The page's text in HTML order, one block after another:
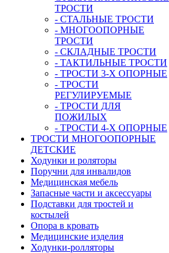
ТРОСТИ
- СТАЛЬНЫЕ ТРОСТИ
- МНОГООПОРНЫЕ
ТРОСТИ
- СКЛАДНЫЕ ТРОСТИ
- ТАКТИЛЬНЫЕ ТРОСТИ
- ТРОСТИ 3-Х ОПОРНЫЕ
- ТРОСТИ
РЕГУЛИРУЕМЫЕ
- ТРОСТИ ДЛЯ
ПОЖИЛЫХ
- ТРОСТИ 4-Х ОПОРНЫЕ
ТРОСТИ МНОГООПОРНЫЕ
ДЕТСКИЕ
Ходунки и роляторы
Поручни для инвалидов
Медицинская мебель
Запасные части и аксессуары
Подставки для тростей и
костылей
Опора в кровать
Медицинские изделия
Ходунки-ролляторы